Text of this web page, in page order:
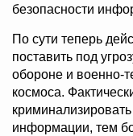
безопасности
По сути теперь
поставить под
обороне и военно-
космоса.
информации, тем